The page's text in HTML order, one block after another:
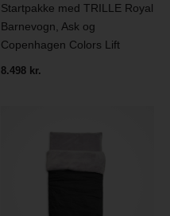
Startpakke med TRILLE Royal
Barnevogn, Ask og
Copenhagen Colors Lift
8.498 kr.